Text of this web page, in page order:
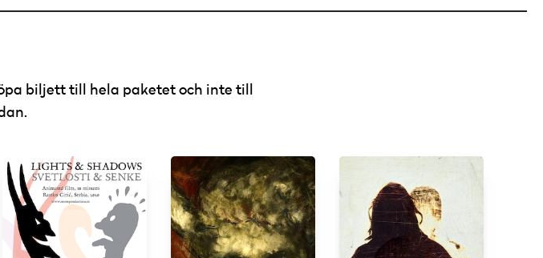
biljett till hela paketet och inte till